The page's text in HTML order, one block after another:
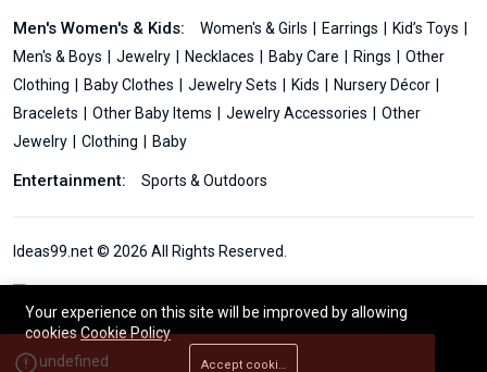
Men's Women's & Kids: Women's & Girls Earrings
Kid’s Toys
Men's & Boys
Jewelry Necklaces Baby Care Rings
Other
Clothing
Baby Clothes Jewelry Sets Kids
Nursery Décor
Bracelets
Other Baby Items Jewelry Accessories
Other
Jewelry
Clothing Baby
Entertainment: Sports & Outdoors
Ideas99.net © 2026 All Rights Reserved.
Your experience on this site will be improved by allowing
cookiesCookie Policy
Accept cookies